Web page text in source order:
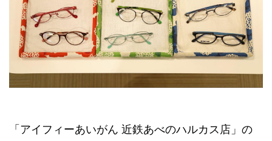
「アイフィーあいがん 近鉄あべのハルカス店」の